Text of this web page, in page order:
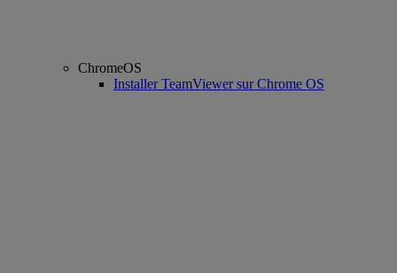
ChromeOS
Installer TeamViewer sur Chrome OS